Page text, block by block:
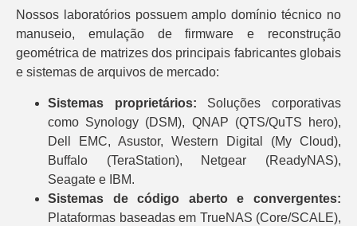
Nossos laboratórios possuem amplo domínio técnico no
manuseio, emulação de firmware e reconstrução
geométrica de matrizes dos principais fabricantes globais
e sistemas de arquivos de mercado:
Sistemas proprietários: Soluções corporativas
como Synology (DSM), QNAP (QTS/QuTS hero),
Dell EMC, Asustor, Western Digital (My Cloud),
Buffalo (TeraStation), Netgear (ReadyNAS),
Seagate e IBM.
Sistemas de código aberto e convergentes:
Plataformas baseadas em TrueNAS (Core/SCALE),